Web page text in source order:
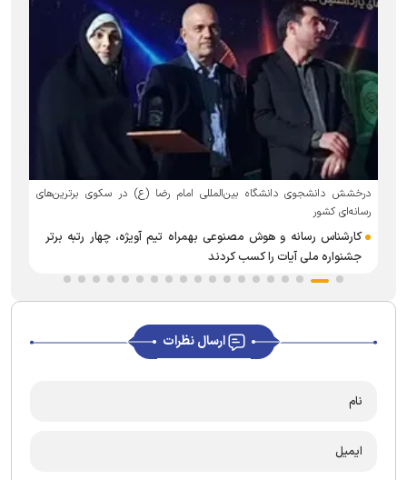
درخشش دانشجوی دانشگاه بین‌المللی امام رضا (ع) در سکوی برترین‌های
رسانه‌ای کشور
کارشناس رسانه و هوش مصنوعی بهمراه تیم آویژه، چهار رتبه برتر
جشنواره ملی آیات را کسب کردند
ارسال نظرات